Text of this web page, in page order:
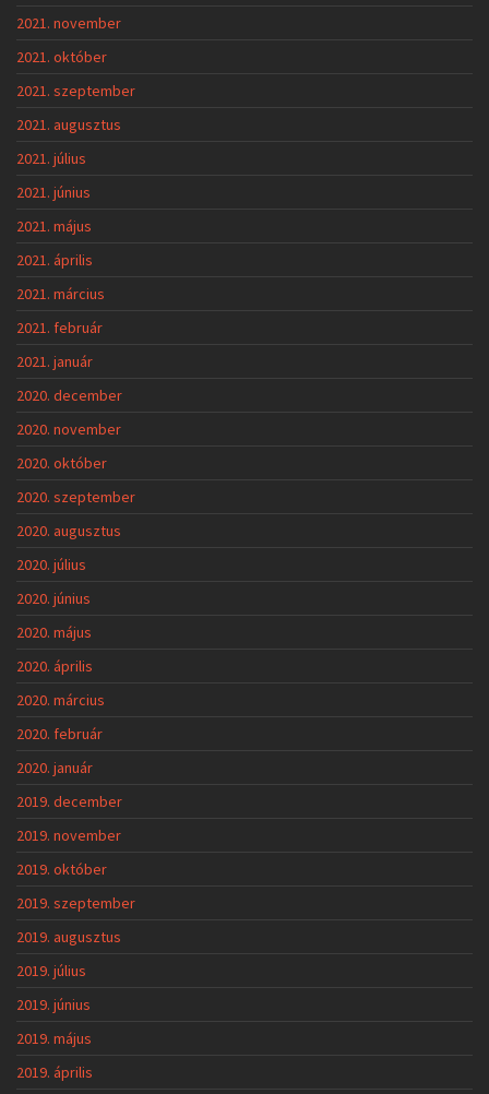
2021. november
2021. október
2021. szeptember
2021. augusztus
2021. július
2021. június
2021. május
2021. április
2021. március
2021. február
2021. január
2020. december
2020. november
2020. október
2020. szeptember
2020. augusztus
2020. július
2020. június
2020. május
2020. április
2020. március
2020. február
2020. január
2019. december
2019. november
2019. október
2019. szeptember
2019. augusztus
2019. július
2019. június
2019. május
2019. április